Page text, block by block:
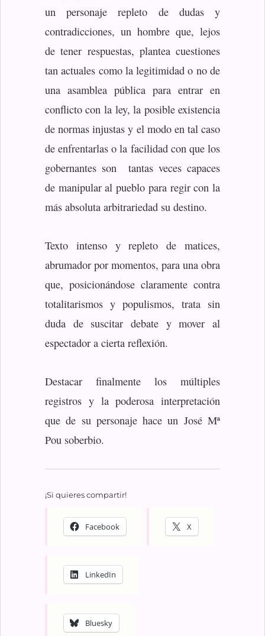
un personaje repleto de dudas y
contradicciones, un hombre que, lejos
de tener respuestas, plantea cuestiones
tan actuales como la legitimidad o no de
una asamblea pública para entrar en
conflicto con la ley, la posible existencia
de normas injustas y el modo en tal caso
de enfrentarlas o la facilidad con que los
gobernantes son tantas veces capaces
de manipular al pueblo para regir con la
más absoluta arbitrariedad su destino.
Texto intenso y repleto de matices,
abrumador por momentos, para una obra
que, posicionándose claramente contra
totalitarismos y populismos, trata sin
duda de suscitar debate y mover al
espectador a cierta reflexión.
Destacar finalmente los múltiples
registros y la poderosa interpretación
que de su personaje hace un José Mª
Pou soberbio.
¡Si quieres compartir!
Facebook X
LinkedIn
Bluesky